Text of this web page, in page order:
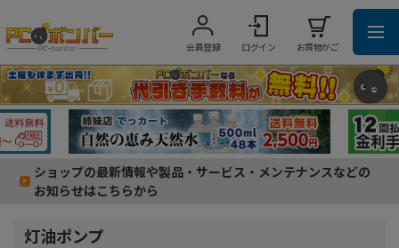
会員登録 ログイン お買物かご
ショップの最新情報や製品・サービス・メンテナンスなどの
お知らせはこちらから
灯油ポンプ